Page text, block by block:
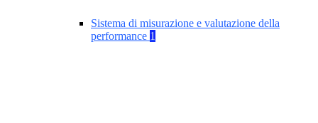
Sistema di misurazione e valutazione della
performance 1